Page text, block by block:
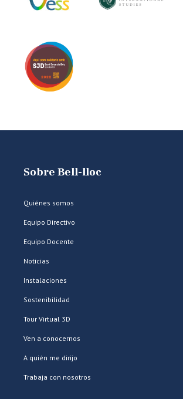
Sobre Bell-lloc
Quiénes somos
Equipo Directivo
Equipo Docente
Noticias
Instalaciones
Sostenibilidad
Tour Virtual 3D
Ven a conocernos
A quién me dirijo
Trabaja con nosotros